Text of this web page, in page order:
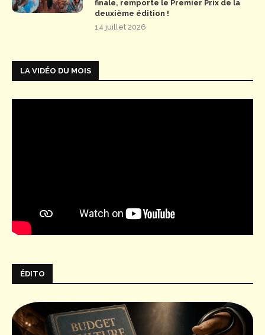
finale, remporte le Premier Prix de la
deuxième édition !
14 juillet 2026
LA VIDÉO DU MOIS
ÉDITO